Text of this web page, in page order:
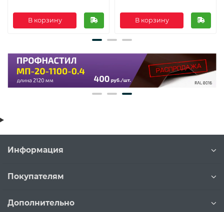
В корзину В корзину
Информация
Покупателям
Дополнительно